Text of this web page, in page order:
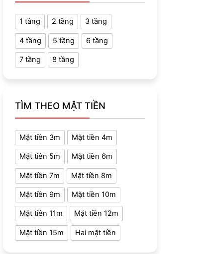
1 tầng 2 tầng 3 tầng
4 tầng 5 tầng 6 tầng
7 tầng 8 tầng
TÌM THEO MẶT TIỀN
Mặt tiền 3m Mặt tiền 4m
Mặt tiền 5m Mặt tiền 6m
Mặt tiền 7m Mặt tiền 8m
Mặt tiền 9m Mặt tiền 10m
Mặt tiền 11m Mặt tiền 12m
Mặt tiền 15m Hai mặt tiền